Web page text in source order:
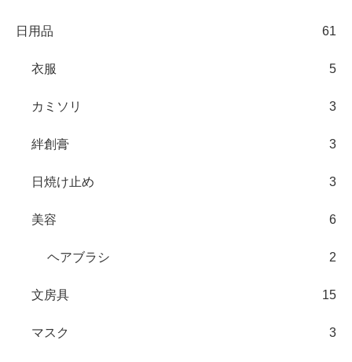
日用品 61
衣服 5
カミソリ 3
絆創膏 3
日焼け止め 3
美容 6
ヘアブラシ 2
文房具 15
マスク 3